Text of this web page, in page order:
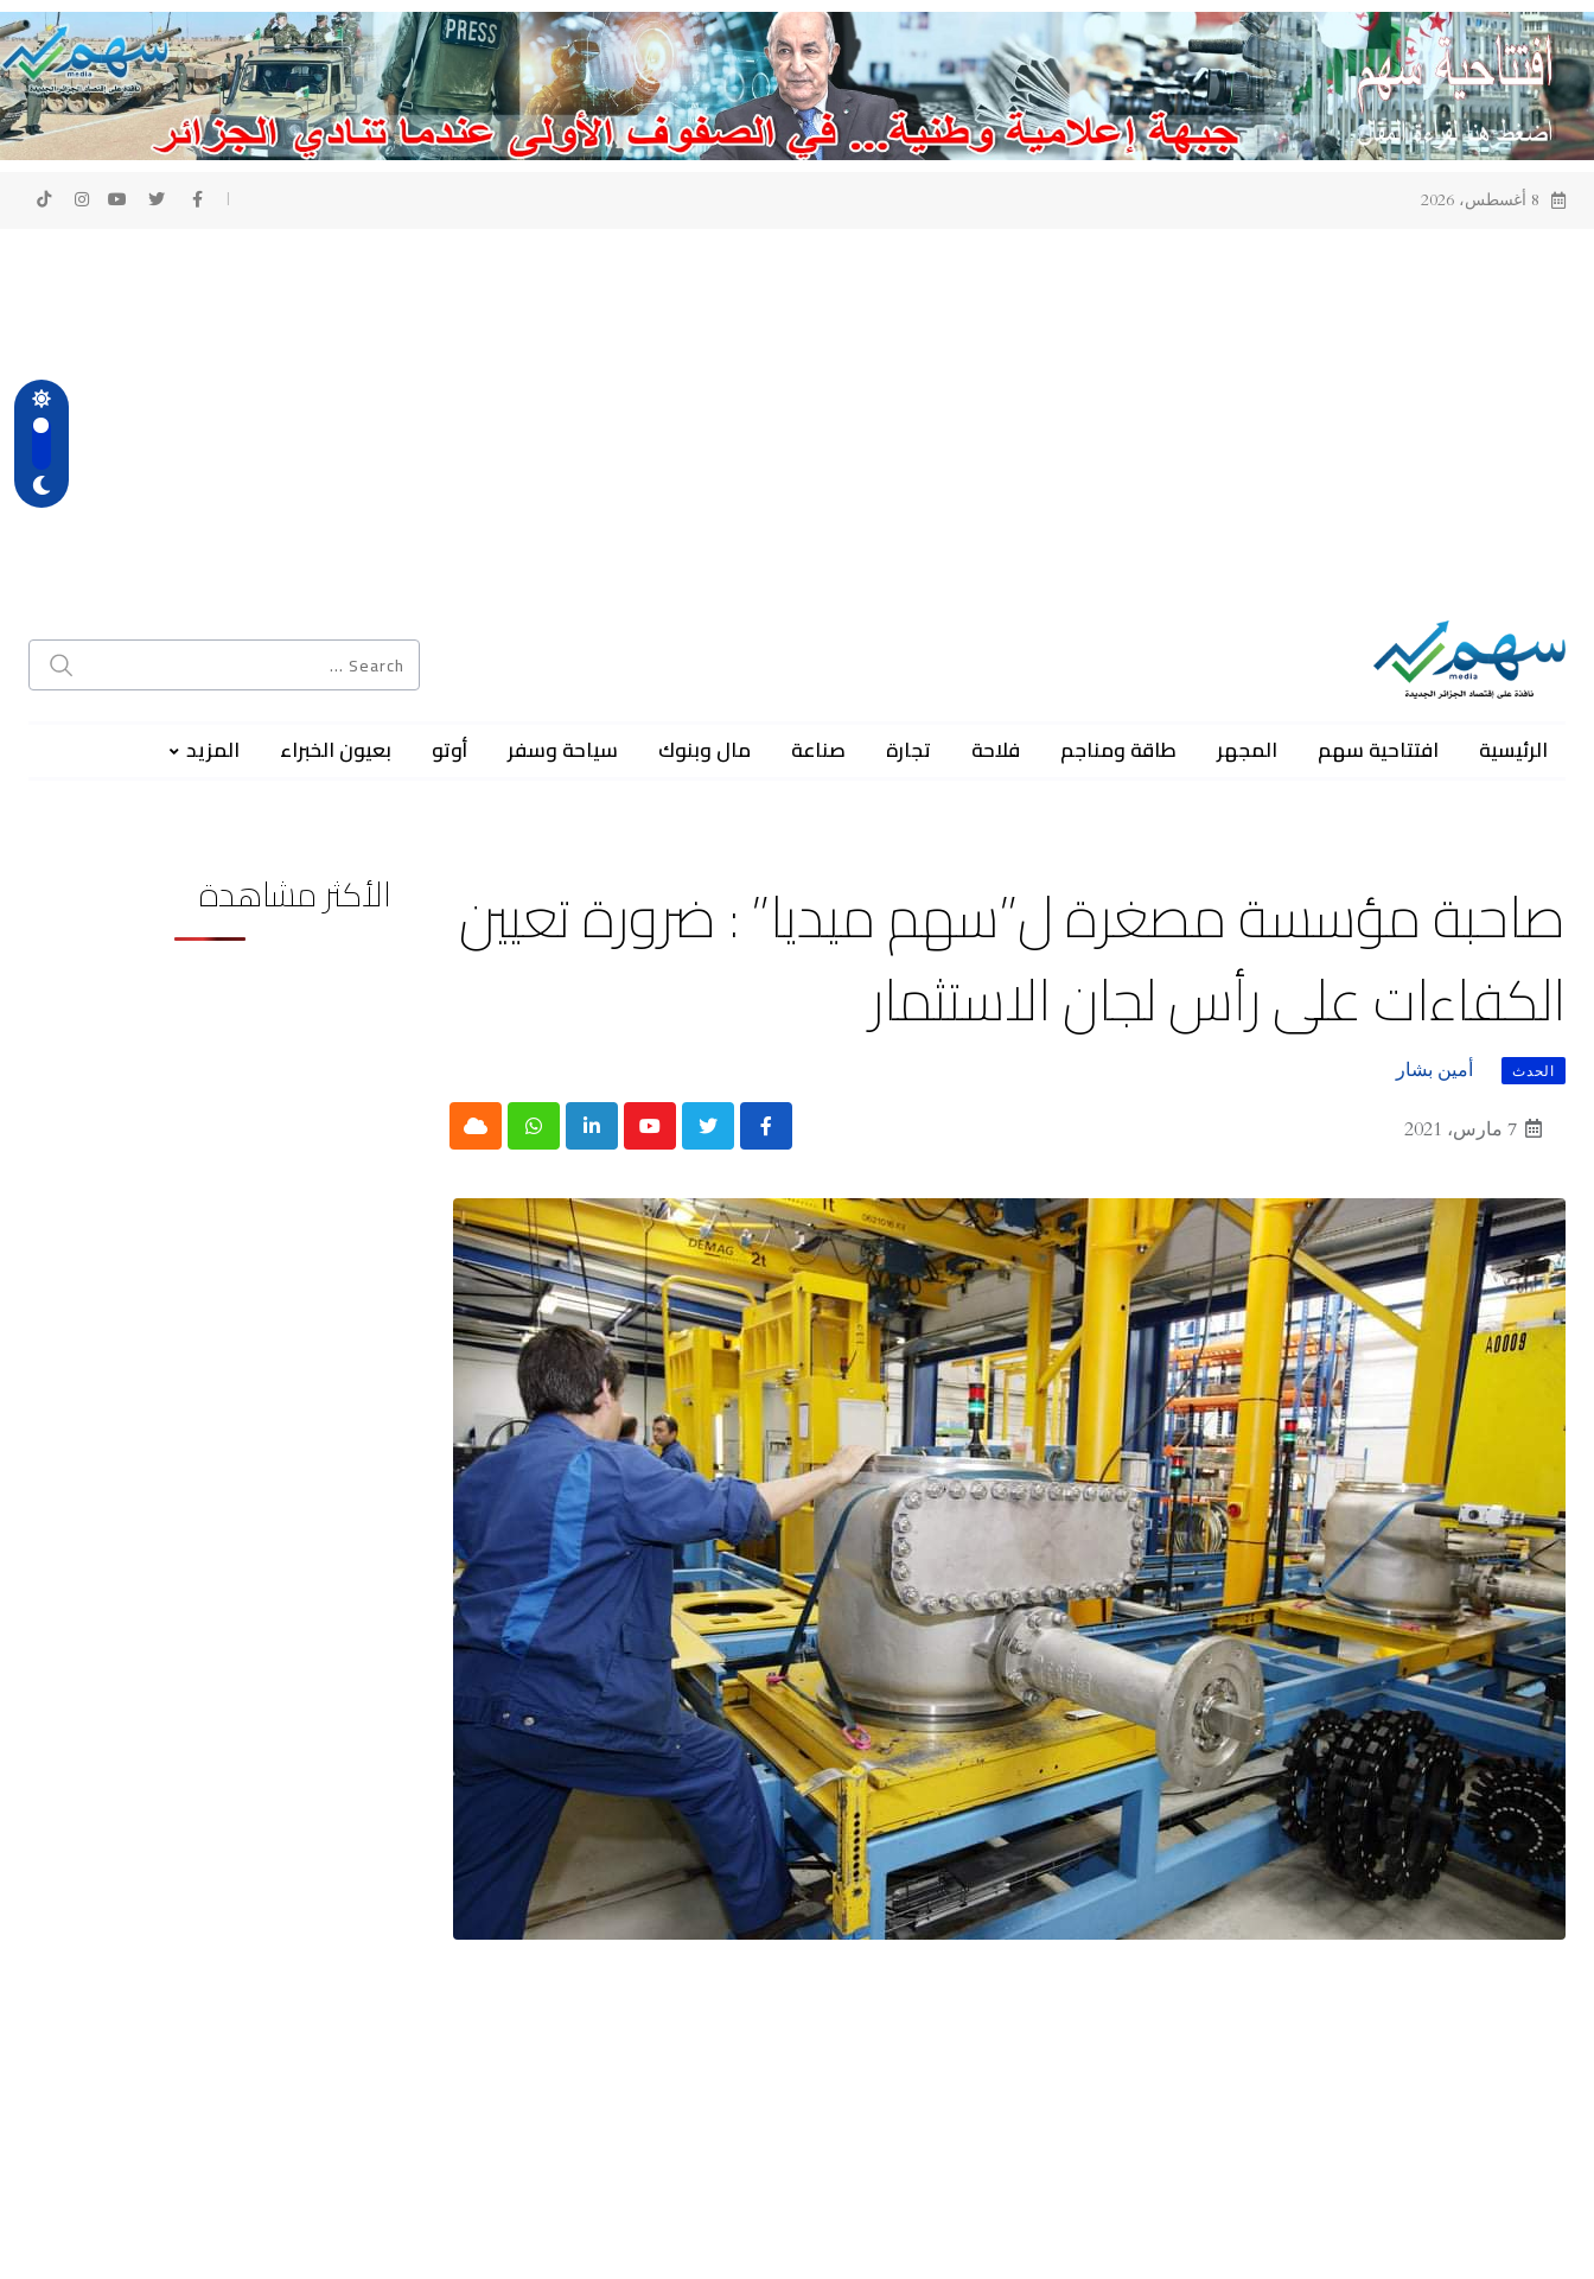
Skip
to
content
8 أغسطس، 2026
الرئيسية افتتاحية سهم المجهر طاقة ومناجم فلاحة تجارة صناعة مال وبنوك سياحة وسفر أوتو بعيون الخبراء المزيد
صاحبة مؤسسة مصغرة ل”سهم ميديا” : ضرورة تعيين
الكفاءات على رأس لجان الاستثمار
الحدث أمين بشار
7 مارس، 2021 Youtube
LinkedIn
Whatsapp
Cloud
الأكثر مشاهدة